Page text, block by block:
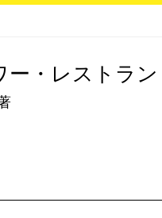
ー・レストラン